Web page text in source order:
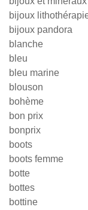
bijoux
bijoux pandora
blanche
bleu
bleu marine
blouson
bohème
bon prix
bonprix
boots
boots femme
botte
bottes
bottine